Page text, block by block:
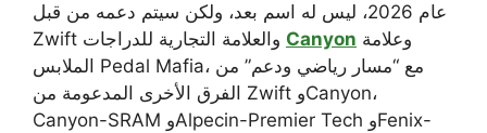
عام 2026، ليس له اسم بعد، ولكن سيتم دعمه من قبل
Canyon
الملابس Pedal Mafia، مع “مسار رياضي ودعم” من
الفرق الأخرى المدعومة من Zwift وCanyon،
Canyon-SRAM وAlpecin-Premier Tech وFenix-